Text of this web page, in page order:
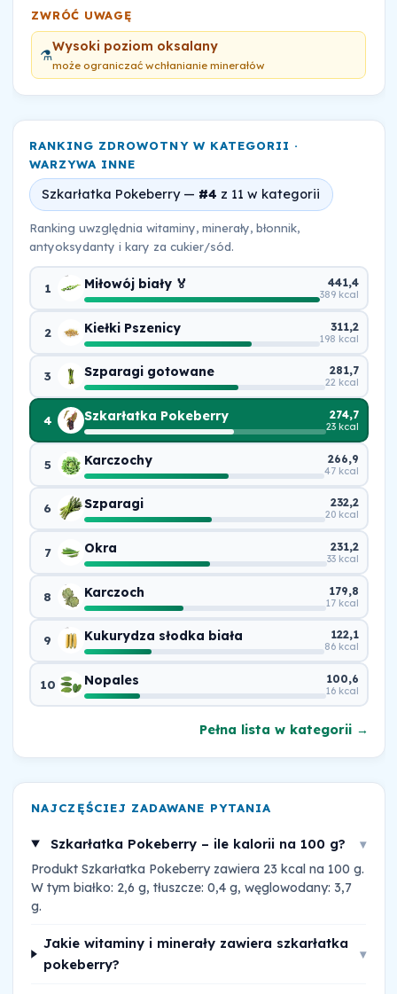
ZWRÓĆ UWAGĘ
⚗️Wysoki poziom oksalany
może ograniczać wchłanianie minerałów
RANKING ZDROWOTNY W KATEGORII ·
WARZYWA INNE
Szkarłatka Pokeberry — #4 z 11 w kategorii
Ranking uwzględnia witaminy, minerały, błonnik,
antyoksydanty i kary za cukier/sód.
1 Miłowój biały 🏅 441,4
389 kcal
2 Kiełki Pszenicy 311,2
198 kcal
3 Szparagi gotowane 281,7
22 kcal
4 Szkarłatka Pokeberry 274,7
23 kcal
5 Karczochy 266,9
47 kcal
6 Szparagi 232,2
20 kcal
7 Okra 231,2
33 kcal
8 Karczoch 179,8
17 kcal
9 Kukurydza słodka biała 122,1
86 kcal
10 Nopales 100,6
16 kcal
Pełna lista w kategorii →
NAJCZĘŚCIEJ ZADAWANE PYTANIA
Szkarłatka Pokeberry – ile kalorii na 100 g? ▾
Produkt Szkarłatka Pokeberry zawiera 23 kcal na 100 g.
W tym białko: 2,6 g, tłuszcze: 0,4 g, węglowodany: 3,7
g.
Jakie witaminy i minerały zawiera szkarłatka
pokeberry?
▾